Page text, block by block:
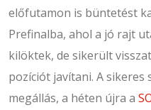
előfutamon is büntetést
Prefinalba, ahol a jó rajt
kilöktek, de sikerült
pozíciót javítani. A sikeres
megállás, a héten újra a